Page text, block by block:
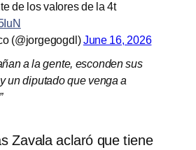
de los valores de la 4t
(@jorgegogdl)June 16, 2026
a la gente, esconden sus
un diputado que venga a
Zavala aclaró que tiene